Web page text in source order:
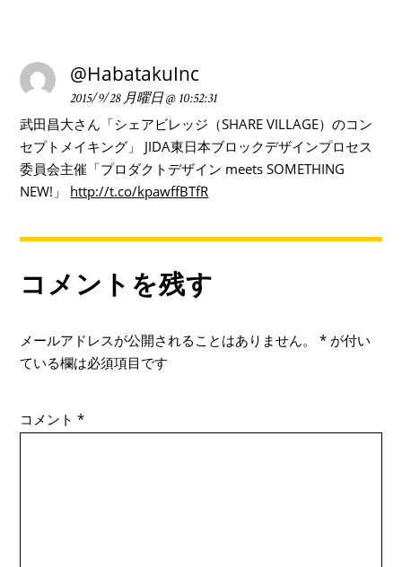
@HabatakuInc
2015/9/28 月曜日 @ 10:52:31
武田昌大さん「シェアビレッジ（SHARE VILLAGE）のコン
セプトメイキング」 JIDA東日本ブロックデザインプロセス
委員会主催「プロダクトデザイン meets SOMETHING
NEW!」 http://t.co/kpawffBTfR
コメントを残す
メールアドレスが公開されることはありません。 * が付い
ている欄は必須項目です
コメント*